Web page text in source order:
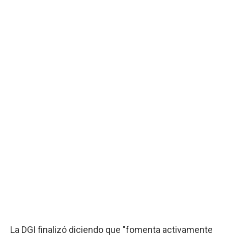
La DGI finalizó diciendo que "fomenta activamente